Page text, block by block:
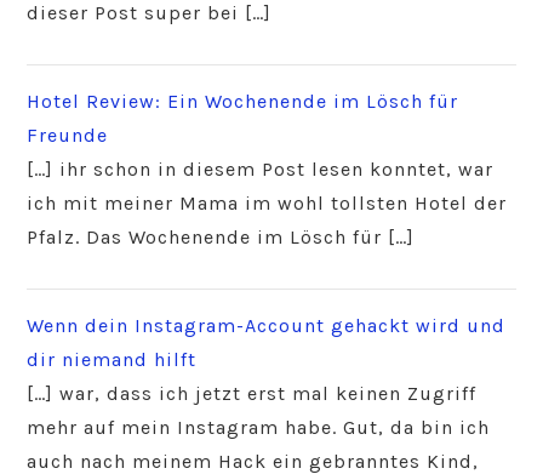
dieser Post super bei […]
Hotel Review: Ein Wochenende im Lösch für
Freunde
[…] ihr schon in diesem Post lesen konntet, war
ich mit meiner Mama im wohl tollsten Hotel der
Pfalz. Das Wochenende im Lösch für […]
Wenn dein Instagram-Account gehackt wird und
dir niemand hilft
[…] war, dass ich jetzt erst mal keinen Zugriff
mehr auf mein Instagram habe. Gut, da bin ich
auch nach meinem Hack ein gebranntes Kind,